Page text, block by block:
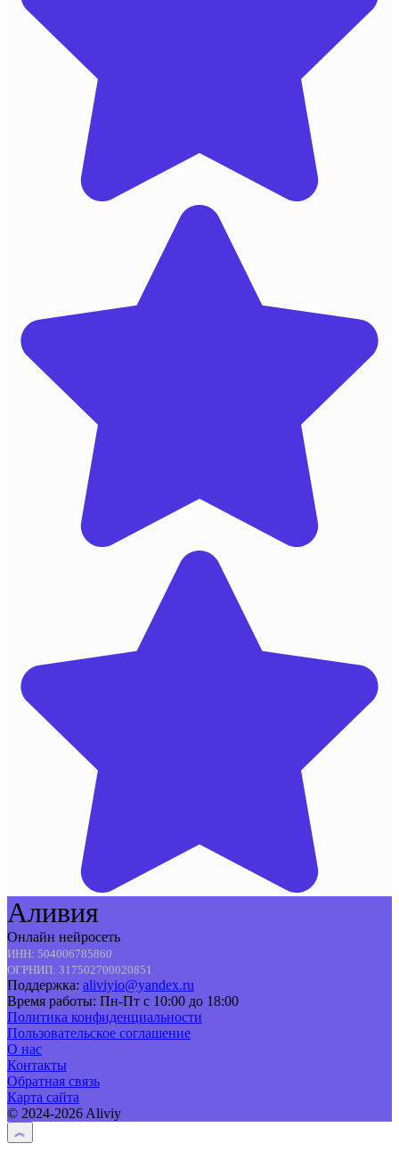
Аливия
Онлайн нейросеть
ИНН: 504006785860
ОГРНИП: 317502700020851
Поддержка: aliviyio@yandex.ru
Время работы: Пн-Пт с 10:00 до 18:00
Политика конфиденциальности
Пользовательское соглашение
О нас
Контакты
Обратная связь
Карта сайта
© 2024-2026 Aliviy